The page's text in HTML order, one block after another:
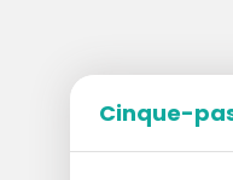
Cinque-